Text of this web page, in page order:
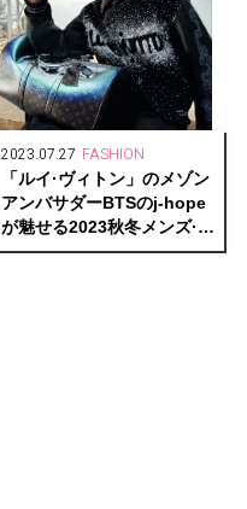
2023.07.27 FASHION
「ルイ·ヴィトン」のメゾン
アンバサダーBTSのj-hope
が魅せる2023秋冬メンズ·コ
レクションを公開